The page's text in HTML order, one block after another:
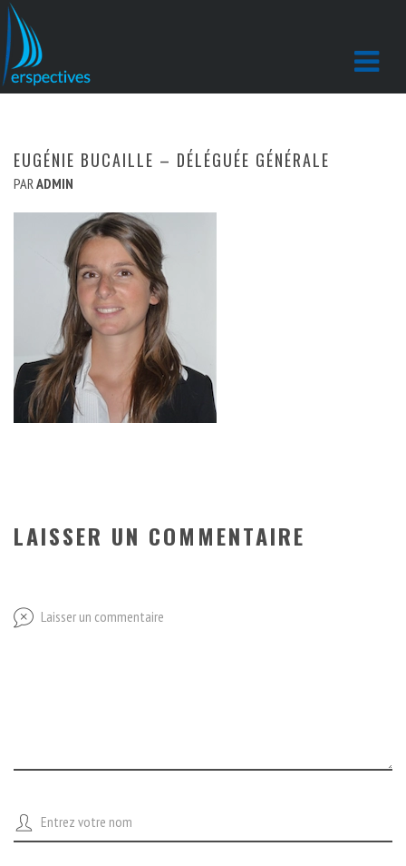
EUGÉNIE BUCAILLE – DÉLÉGUÉE GÉNÉRALE
PARADMIN
LAISSER UN COMMENTAIRE